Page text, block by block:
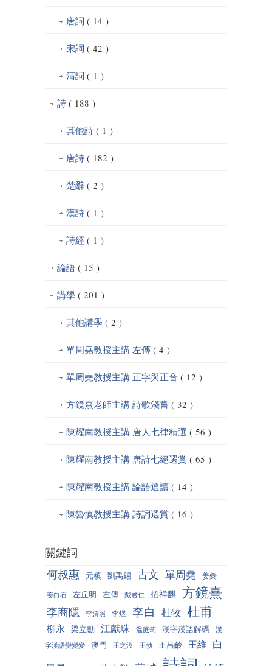
唐詞 ( 14 )
宋詞 ( 42 )
清詞 ( 1 )
詩 ( 188 )
其他詩 ( 1 )
唐詩 ( 182 )
楚辭 ( 2 )
漢詩 ( 1 )
詩經 ( 1 )
論語 ( 15 )
講學 ( 201 )
其他講學 ( 2 )
單周堯教授主講 左傳 ( 4 )
單周堯教授主講 正字與正音 ( 12 )
方鏡熹老師主講 詩歌淺嘗 ( 32 )
陳耀南教授主講 唐人七律精選 ( 56 )
陳耀南教授主講 唐詩七絕選賞 ( 65 )
陳耀南教授主講 論語選讀 ( 14 )
陳魯慎教授主講 詩詞選賞 ( 16 )
關鍵詞
何叔惠 元稹 劉禹錫 古文 單周堯 姜夔
姜白石 左丘明 左傳 戴君仁 招祥麒 方鏡熹
李商隱 李清照 李煜 李白 杜牧 杜甫
柳永 梁立勳 江獻珠 溫庭筠 漢字漢語解碼
漢
字漢語變變變
澳門 王之渙 王勃 王昌齡 王維 白